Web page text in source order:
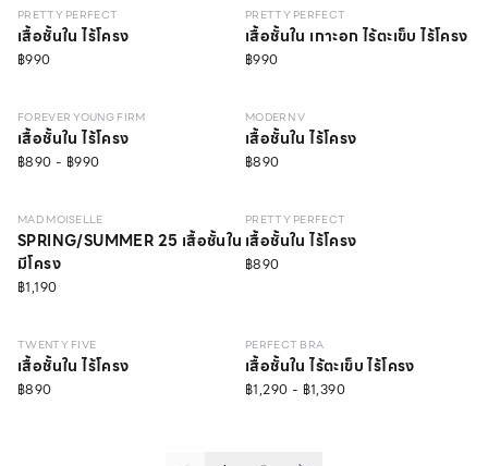
NO IMAGE
PRETTY PERFECT
เสื้อชั้นใน ไร้โครง
฿990
PRETTY PERFECT
เสื้อชั้นใน เกาะอก ไร้ตะเข็บ ไร้โครง
฿990
NEW
FOREVER YOUNG FIRM
เสื้อชั้นใน ไร้โครง
฿890 - ฿990
NEW
MODERN V
เสื้อชั้นใน ไร้โครง
฿890
NEW LEVEL 1
MAD MOISELLE
SPRING/SUMMER 25 เสื้อชั้นใน
มีโครง
฿1,190
NEW
PRETTY PERFECT
เสื้อชั้นใน ไร้โครง
฿890
NEW
TWENTY FIVE
เสื้อชั้นใน ไร้โครง
฿890
PERFECT BRA
เสื้อชั้นใน ไร้ตะเข็บ ไร้โครง
฿1,290 - ฿1,390